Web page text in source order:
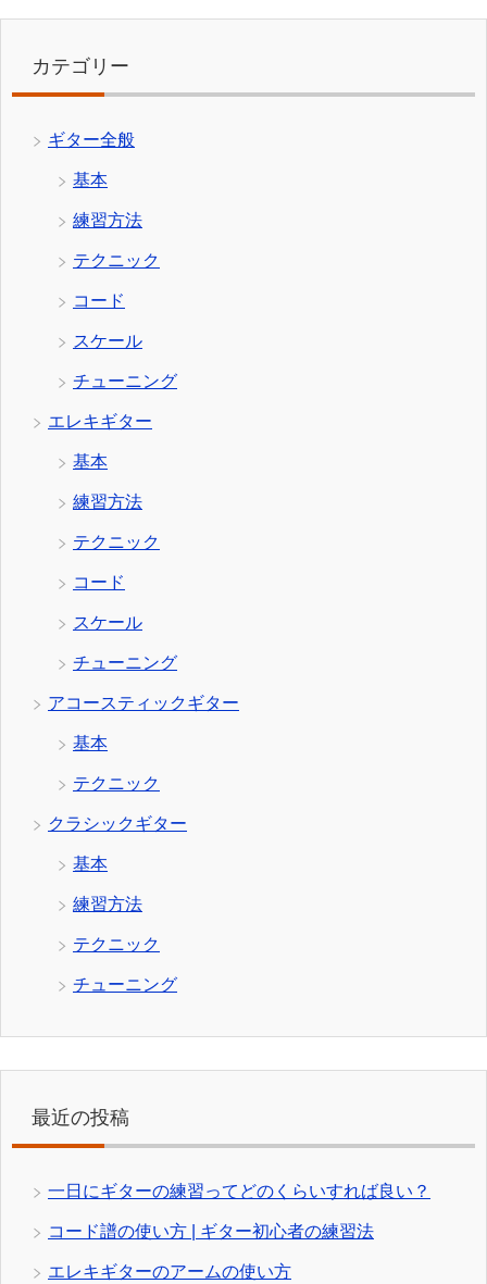
カテゴリー
ギター全般
基本
練習方法
テクニック
コード
スケール
チューニング
エレキギター
基本
練習方法
テクニック
コード
スケール
チューニング
アコースティックギター
基本
テクニック
クラシックギター
基本
練習方法
テクニック
チューニング
最近の投稿
一日にギターの練習ってどのくらいすれば良い？
コード譜の使い方 | ギター初心者の練習法
エレキギターのアームの使い方